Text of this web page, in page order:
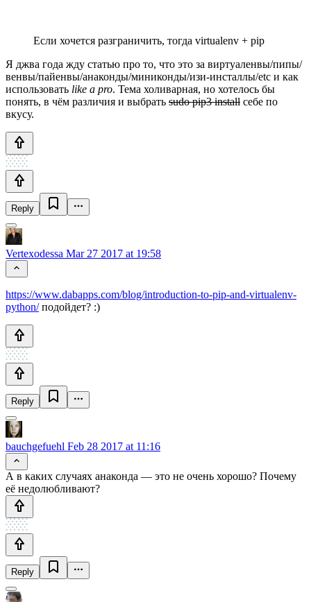
Если хочется разграничить, тогда virtualenv + pip
Я джва года жду статью про то, что это за виртуаленвы/пипы/
венвы/пайенвы/анаконды/миниконды/изи-инсталлы/etc и как
использовать like a pro. Тема холиварная, но хотелось бы
понять, в чём различия и выбрать sudo pip3 install себе по
вкусу.
Reply
Vertexodessa Mar 27 2017 at 19:58
https://www.dabapps.com/blog/introduction-to-pip-and-virtualenv-
python/подойдет? :)
Reply
bauchgefuehl Feb 28 2017 at 11:16
А в каких случаях анаконда — это не очень хорошо? Почему
её недолюбливают?
Reply